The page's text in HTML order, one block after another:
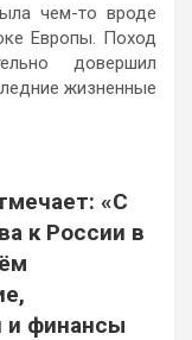
чем-то вроде
Европы. Поход
довершил
жизненные
«С
к России в
и финансы